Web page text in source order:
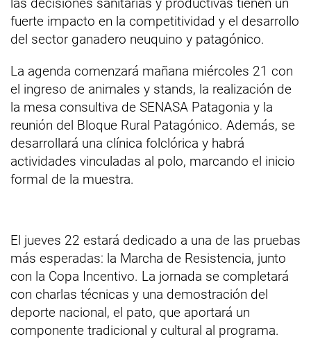
fuerte impacto en la competitividad y el desarrollo
del sector ganadero neuquino y patagónico.
La agenda comenzará mañana miércoles 21 con
el ingreso de animales y stands, la realización de
la mesa consultiva de SENASA Patagonia y la
reunión del Bloque Rural Patagónico. Además, se
desarrollará una clínica folclórica y habrá
actividades vinculadas al polo, marcando el inicio
formal de la muestra.
El jueves 22 estará dedicado a una de las pruebas
más esperadas: la Marcha de Resistencia, junto
con la Copa Incentivo. La jornada se completará
con charlas técnicas y una demostración del
deporte nacional, el pato, que aportará un
componente tradicional y cultural al programa.